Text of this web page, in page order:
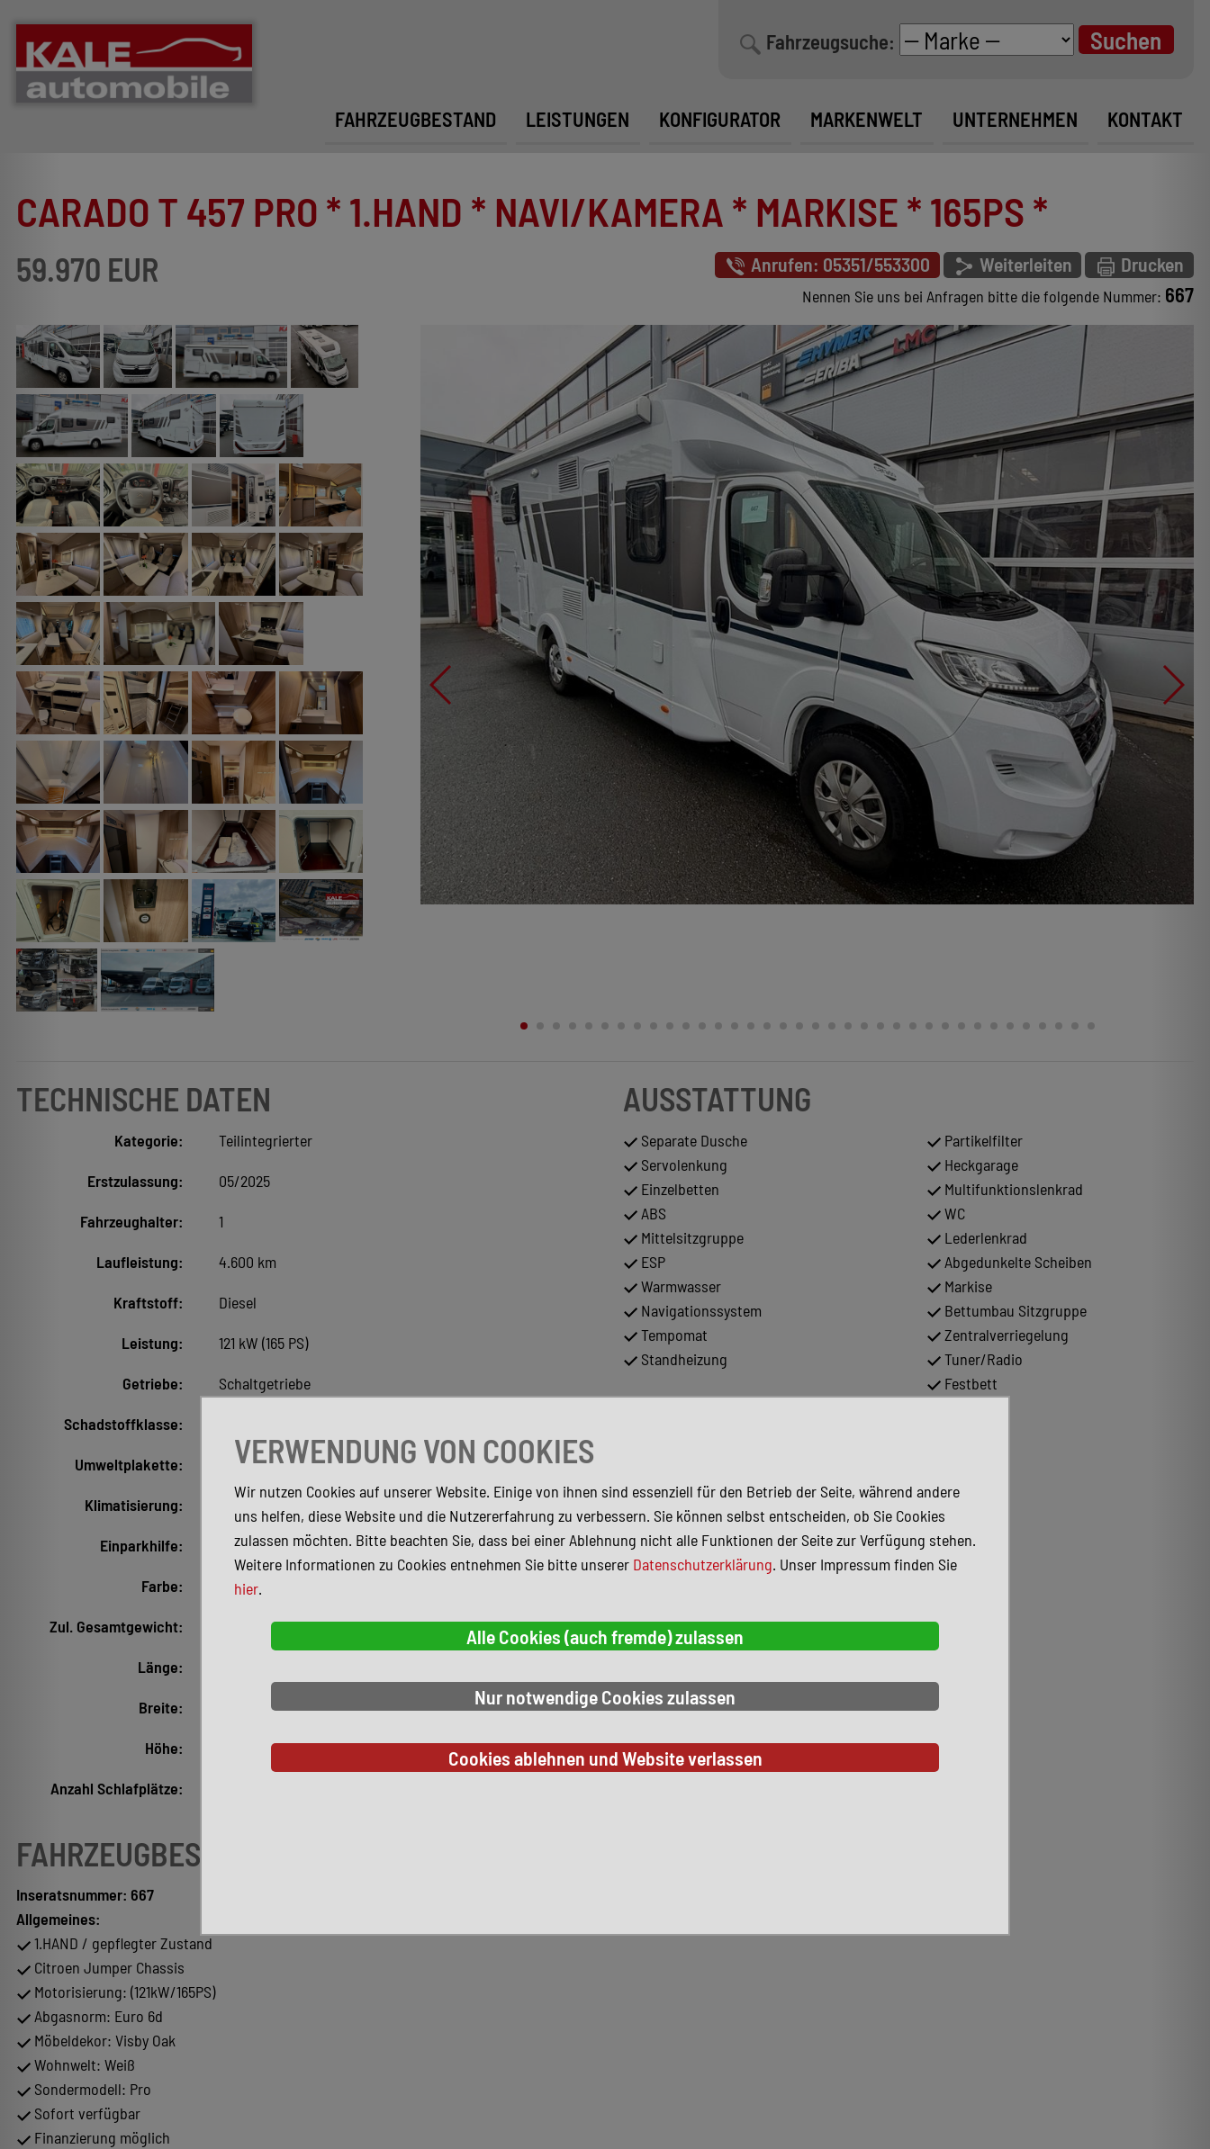
Fahrzeugsuche:
FAHRZEUGBESTAND LEISTUNGEN KONFIGURATOR MARKENWELT UNTERNEHMEN KONTAKT
CARADO T 457 PRO * 1.HAND * NAVI/KAMERA * MARKISE * 165PS *
59.970 EUR Anrufen: 05351/553300 Weiterleiten Drucken
Nennen Sie uns bei Anfragen bitte die folgende Nummer: 667
TECHNISCHE DATEN
Kategorie: Teilintegrierter
Erstzulassung: 05/2025
Fahrzeughalter: 1
Laufleistung: 4.600 km
Kraftstoff: Diesel
Leistung: 121 kW (165 PS)
Getriebe: Schaltgetriebe
Schadstoffklasse:
Umweltplakette: 4 (Grün)
Klimatisierung: Klimaanlage
Einparkhilfe: Kamera
Farbe: Weiß
Zul. Gesamtgewicht: 3.500 kg
Länge:
Breite:
Höhe:
Anzahl Schlafplätze:
AUSSTATTUNG
Separate Dusche
Servolenkung
Einzelbetten
ABS
Mittelsitzgruppe
ESP
Warmwasser
Navigationssystem
Tempomat
Standheizung
Partikelfilter
Heckgarage
Multifunktionslenkrad
WC
Lederlenkrad
Abgedunkelte Scheiben
Markise
Bettumbau Sitzgruppe
Zentralverriegelung
Tuner/Radio
Festbett
FAHRZEUGBESCHREIBUNG
Inseratsnummer: 667
Allgemeines:
1.HAND / gepflegter Zustand
Citroen Jumper Chassis
Motorisierung: (121kW/165PS)
Abgasnorm: Euro 6d
Möbeldekor: Visby Oak
Wohnwelt: Weiß
Sondermodell: Pro
Sofort verfügbar
Finanzierung möglich
VERWENDUNG VON COOKIES
Wir nutzen Cookies auf unserer Website. Einige von ihnen sind essenziell für den Betrieb der Seite, während andere
uns helfen, diese Website und die Nutzererfahrung zu verbessern. Sie können selbst entscheiden, ob Sie Cookies
zulassen möchten. Bitte beachten Sie, dass bei einer Ablehnung nicht alle Funktionen der Seite zur Verfügung stehen.
Weitere Informationen zu Cookies entnehmen Sie bitte unserer Datenschutzerklärung. Unser Impressum finden Sie
hier.